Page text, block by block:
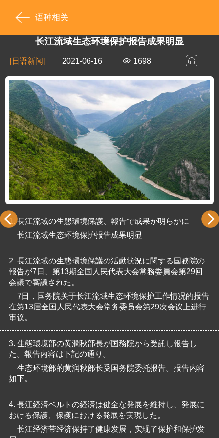
语种相关
长江流域生态环境保护报告成果明显
[日语新闻] 2021-06-16 1698
1. 長江流域の生態環境保護、報告で成果が明らかに
长江流域生态环境保护报告成果明显
2. 長江流域の生態環境保護の活動状況に関する国務院の
報告が7日、第13期全国人民代表大会常務委員会第29回
会議で審議された。
7日，国务院关于长江流域生态环境保护工作情况的报告
在第13届全国人民代表大会常务委员会第29次会议上进行
审议。
3. 生態環境部の黄潤秋部長が国務院から受託し報告し
た。報告内容は下記の通り。
生态环境部的黄润秋部长受国务院委托报告。报告内容
如下。
4. 長江経済ベルトの経済は健全な発展を維持し、発展に
おける保護、保護における発展を実現した。
长江经济带经济保持了健康发展，实现了保护和保护发